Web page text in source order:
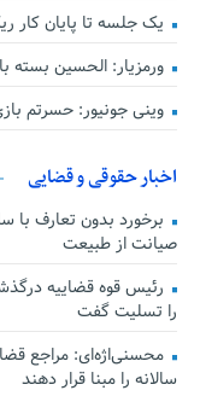
یک جلسه تا پایان کار
ورمزیار: الحسین بسته
وینی جونیور: حسرتم
اخبار حقوقی و قضایی
برخورد بدون تعارف با
صیانت از طبیعت
رئیس قوه قضاییه
را تسلیت گفت
محسنی‌اژه‌ای: مراجع
سالانه را مبنا قرار دهند